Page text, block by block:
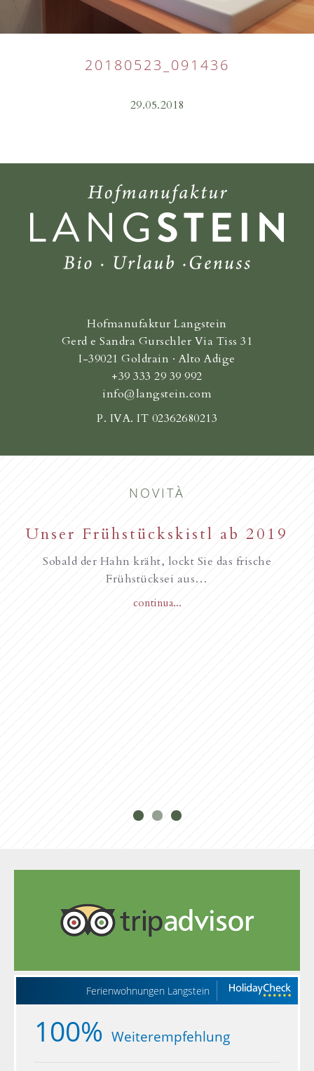
20180523_091436
29.05.2018
Hofmanufaktur Langstein
Gerd e Sandra Gurschler Via Tiss 31
I-39021 Goldrain · Alto Adige
+39 333 29 39 992
info@langstein.com
P. IVA. IT 02362680213
NOVITÀ
Familie Gurschler wünscht all
unseren Gästen, Frohe
Weihnachten
Unser Frühstückskistl ab 2019
Sobald der Hahn kräht, lockt Sie das frische
Frühstücksei aus…
continua...
Ferienwohnungen Langstein
100% Weiterempfehlung